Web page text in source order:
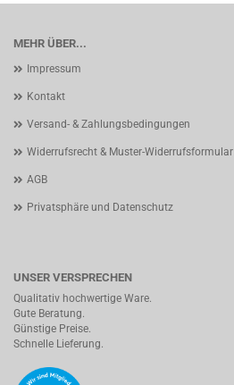
MEHR ÜBER...
Impressum
Kontakt
Versand- & Zahlungsbedingungen
Widerrufsrecht & Muster-Widerrufsformular
AGB
Privatsphäre und Datenschutz
UNSER VERSPRECHEN
Qualitativ hochwertige Ware.
Gute Beratung.
Günstige Preise.
Schnelle Lieferung.